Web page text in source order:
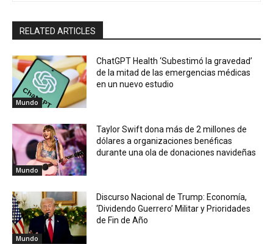
RELATED ARTICLES
Mundo
ChatGPT Health ‘Subestimó la gravedad’
de la mitad de las emergencias médicas
en un nuevo estudio
Mundo
Taylor Swift dona más de 2 millones de
dólares a organizaciones benéficas
durante una ola de donaciones navideñas
Mundo
Discurso Nacional de Trump: Economía,
‘Dividendo Guerrero’ Militar y Prioridades
de Fin de Año